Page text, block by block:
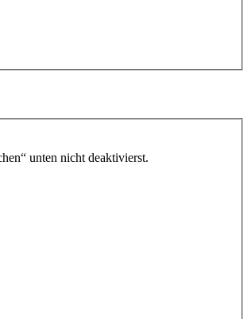
unten nicht deaktivierst.